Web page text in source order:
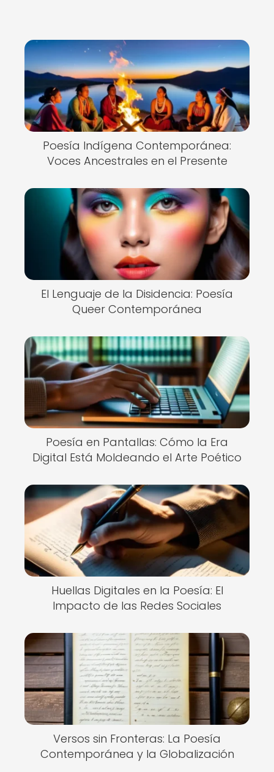
Poesía Indígena Contemporánea:
Voces Ancestrales en el Presente
El Lenguaje de la Disidencia: Poesía
Queer Contemporánea
Poesía en Pantallas: Cómo la Era
Digital Está Moldeando el Arte Poético
Huellas Digitales en la Poesía: El
Impacto de las Redes Sociales
Versos sin Fronteras: La Poesía
Contemporánea y la Globalización